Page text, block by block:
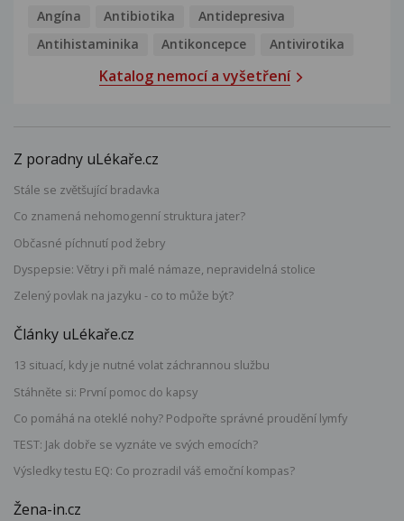
Angína
Antibiotika
Antidepresiva
Antihistaminika
Antikoncepce Antivirotika
Katalog nemocí a vyšetření
Z poradny uLékaře.cz
Stále se zvětšující bradavka
Co znamená nehomogenní struktura jater?
Občasné píchnutí pod žebry
Dyspepsie: Větry i při malé námaze, nepravidelná stolice
Zelený povlak na jazyku - co to může být?
Články uLékaře.cz
13 situací, kdy je nutné volat záchrannou službu
Stáhněte si: První pomoc do kapsy
Co pomáhá na oteklé nohy? Podpořte správné proudění lymfy
TEST: Jak dobře se vyznáte ve svých emocích?
Výsledky testu EQ: Co prozradil váš emoční kompas?
Žena-in.cz